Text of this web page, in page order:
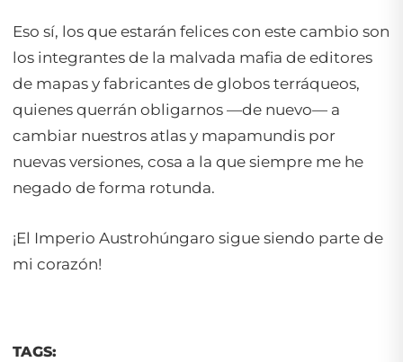
Eso sí, los que estarán felices con este cambio son
los integrantes de la malvada mafia de editores
de mapas y fabricantes de globos terráqueos,
quienes querrán obligarnos —de nuevo— a
cambiar nuestros atlas y mapamundis por
nuevas versiones, cosa a la que siempre me he
negado de forma rotunda.
¡El Imperio Austrohúngaro sigue siendo parte de
mi corazón!
TAGS: